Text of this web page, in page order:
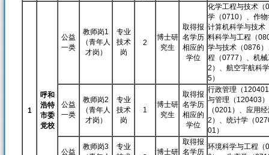
1
呼和
浩特
市委
党校
公益
一类
教师岗1
（青年人
才岗）
专业
技术
岗
2
博士研
究生
取得报
名学历
相应的
学位
化学工程与技术（
学（0710）、作
计算机科学与技术
料科学与工程（
学与技术（0876
程（0777）、机
2）、航空宇航科
5）
公益
一类
教师岗2
（青年人
才岗）
专业
技术
岗
1
博士研
究生
取得报
名学历
相应的
学位
行政管理（
与管理（120403
（0201）、应用
2）、统计学（
01）
公益
教师岗3
专业
博士研
取得报
名学历
环境科学与工程（